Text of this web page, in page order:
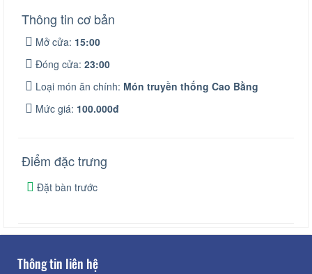
Thông tin cơ bản
Mở cửa: 15:00
Đóng cửa: 23:00
Loại món ăn chính: Món truyền thống Cao Bằng
Mức giá: 100.000đ
Điểm đặc trưng
Đặt bàn trước
Thông tin liên hệ